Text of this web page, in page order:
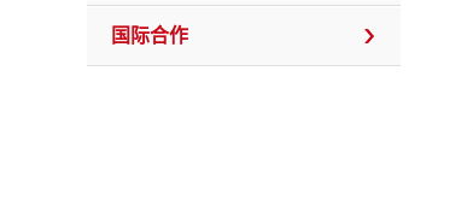
国际合作